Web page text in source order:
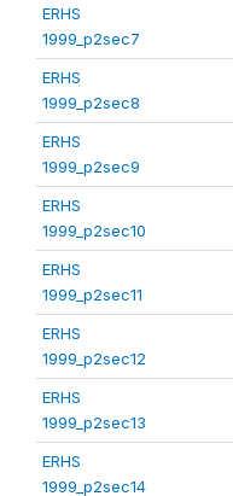
ERHS
1999_p2sec7
ERHS
1999_p2sec8
ERHS
1999_p2sec9
ERHS
1999_p2sec10
ERHS
1999_p2sec11
ERHS
1999_p2sec12
ERHS
1999_p2sec13
ERHS
1999_p2sec14